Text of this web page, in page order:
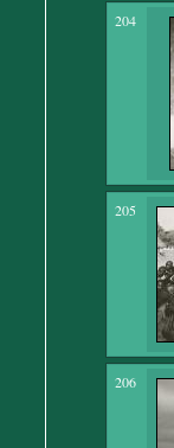
204
205
206